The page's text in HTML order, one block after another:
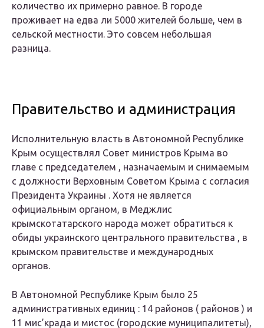
количество их примерно равное. В городе
проживает на едва ли 5000 жителей больше, чем в
сельской местности. Это совсем небольшая
разница.
Правительство и администрация
Исполнительную власть в Автономной Республике
Крым осуществлял Совет министров Крыма во
главе с председателем , назначаемым и снимаемым
с должности Верховным Советом Крыма с согласия
Президента Украины . Хотя не является
официальным органом, в Меджлис
крымскотатарского народа может обратиться к
обиды украинского центрального правительства , в
крымском правительстве и международных
органов.
В Автономной Республике Крым было 25
административных единиц : 14 районов ( районов ) и
11 мис’крада и мистос (городские муниципалитеты),